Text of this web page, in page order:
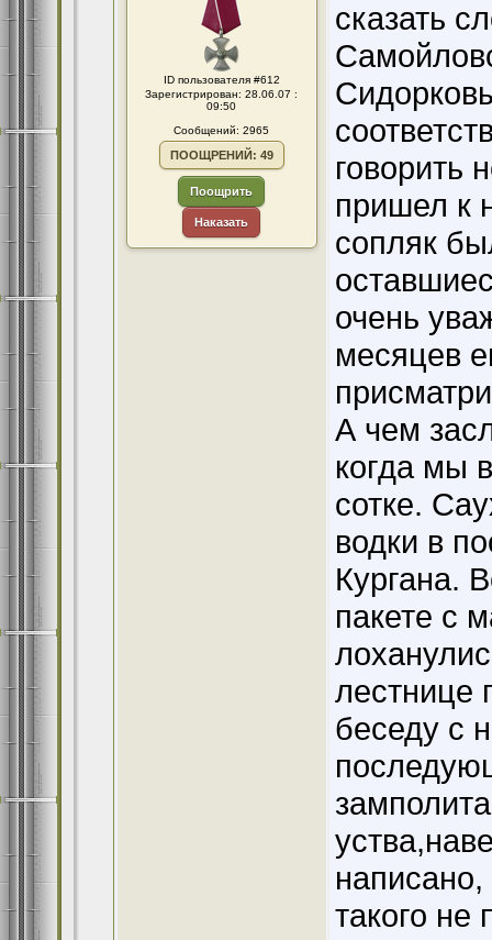
ID пользователя #612
Зарегистрирован: 28.06.07 :
09:50
Сообщений: 2965
ПООЩРЕНИЙ: 49
Поощрить
Наказать
сказать
говорить
пришел к
сопляк
очень
месяцев
А чем
когда мы
сотке.
водки в
Кургана.
пакете с
лестнице
беседу с
написано,
такого не